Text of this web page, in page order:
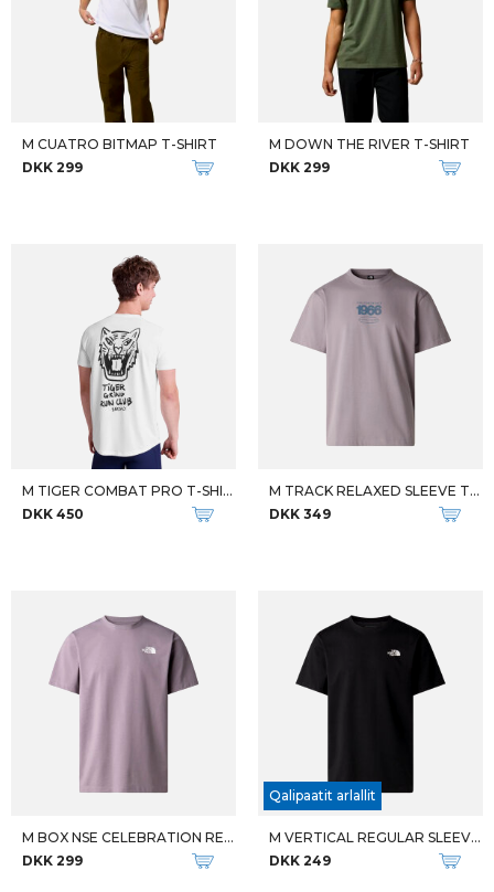
M CUATRO BITMAP T-SHIRT
DKK 299
M DOWN THE RIVER T-SHIRT
DKK 299
M TIGER COMBAT PRO T-SHIRT
DKK 450
M TRACK RELAXED SLEEVE TEE
DKK 349
M BOX NSE CELEBRATION REG SS
DKK 299
Qalipaatit arlallit
M VERTICAL REGULAR SLEEVE TEE
DKK 249